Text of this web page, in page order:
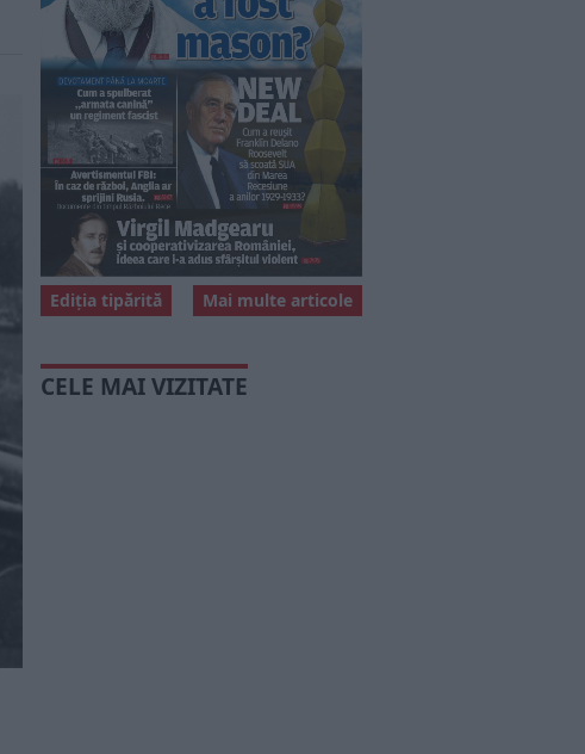
Mai multe articole
Ediția tipărită
CELE MAI VIZITATE